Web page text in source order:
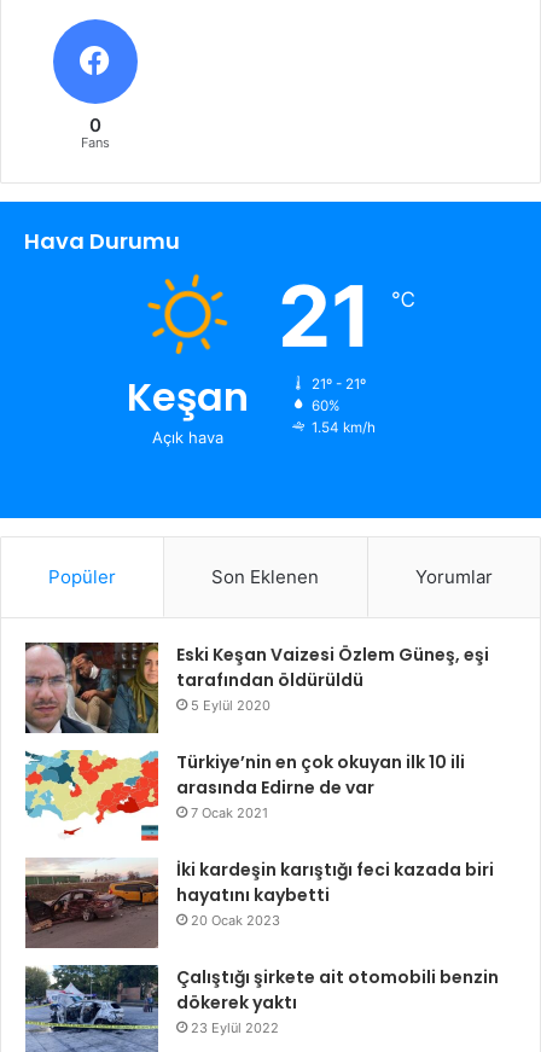
0
Fans
Hava Durumu
Keşan
Açık hava
21 ℃
21º - 21º
60%
1.54 km/h
Popüler Son Eklenen Yorumlar
Eski Keşan Vaizesi Özlem Güneş, eşi
tarafından öldürüldü
5 Eylül 2020
Türkiye’nin en çok okuyan ilk 10 ili
arasında Edirne de var
7 Ocak 2021
İki kardeşin karıştığı feci kazada biri
hayatını kaybetti
20 Ocak 2023
Çalıştığı şirkete ait otomobili benzin
dökerek yaktı
23 Eylül 2022